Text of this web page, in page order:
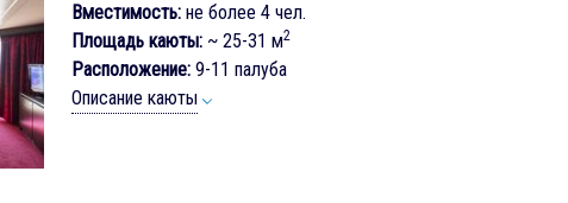
Вместимость:не более 4 чел.
Площадь каюты:~ 25-31 м2
Расположение:9-11 палуба
Описание каюты